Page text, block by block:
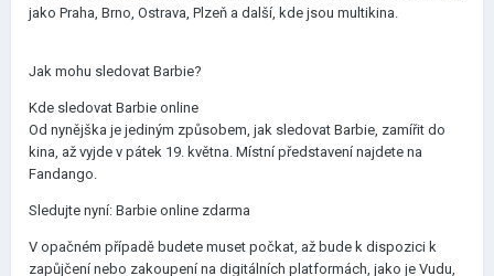
jako Praha, Brno, Ostrava, Plzeň a další, kde jsou multikina.
Jak mohu sledovat Barbie?
Kde sledovat Barbie online
Od nynějška je jediným způsobem, jak sledovat Barbie, zamířit do
kina, až vyjde v pátek 19. května. Místní představení najdete na
Fandango.
Sledujte nyní: Barbie online zdarma
V opačném případě budete muset počkat, až bude k dispozici k
zapůjčení nebo zakoupení na digitálních platformách, jako je Vudu,